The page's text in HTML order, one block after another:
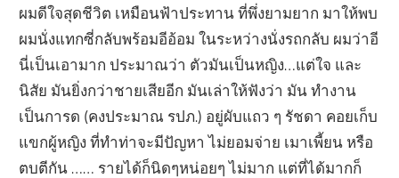
ผมดีใจสุดชีวิต เหมือนฟ้าประทาน ที่พึ่งยามยาก มาให้พบ
ผมนั่งแทกซี่กลับพร้อมอีอ้อม ในระหว่างนั่งรถกลับ ผมว่าอี
นี่เป็นเอามาก ประมาณว่า ตัวมันเป็นหญิง…แต่ใจ และ
นิสัย มันยิ่งกว่าชายเสียอีก มันเล่าให้ฟังว่า มัน ทำงาน
เป็นการด (คงประมาณ รปภ.) อยู่ผับแถว ๆ รัชดา คอยเก็บ
แขกผู้หญิง ที่ทำท่าจะมีปัญหา ไม่ยอมจ่าย เมาเพี้ยน หรือ
ตบตีกัน …… รายได้ก็นิดๆหน่อยๆ ไม่มาก แต่ที่ได้มากก็